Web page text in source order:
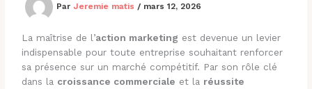
Par Jeremie matis / mars 12, 2026
La maîtrise de l’action marketing est devenue un levier
indispensable pour toute entreprise souhaitant renforcer
sa présence sur un marché compétitif. Par son rôle clé
dans la croissance commerciale et la réussite